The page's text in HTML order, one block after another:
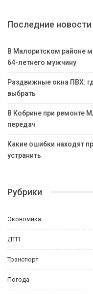
Последние новости
В Малоритском районе
64-летнего мужчину
Раздвижные окна ПВХ:
выбрать
В Кобрине при ремонте
передач
Какие ошибки находят
устранить
Рубрики
Экономика
ДТП
Транспорт
Погода